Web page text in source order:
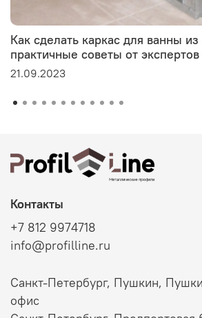
Как сделать каркас для ванны
практичные советы от экспертов
21.09.2023
Контакты
+7 812 9974718
info@profilline.ru
Санкт-Петербург, Пушкин,
офис